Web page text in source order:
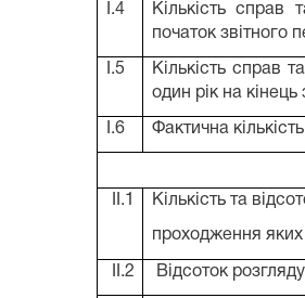
I.4
Кількість справ
початок звітного
I.5
Кількість справ
один рік на кінець
I.6 Фактична
II.1 Кількість та
проходження яких
II.2 Відсоток